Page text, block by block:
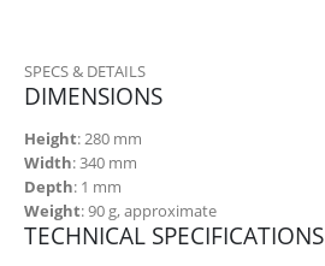
SPECS & DETAILS
DIMENSIONS
Height: 280 mm
Width: 340 mm
Depth: 1 mm
Weight: 90 g, approximate
TECHNICAL SPECIFICATIONS